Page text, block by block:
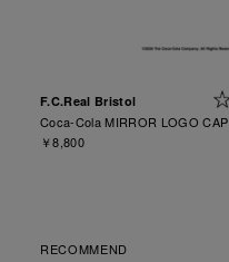
F.C.Real Bristol
Coca-Cola MIRROR LOGO CAP
￥8,800
RECOMMEND